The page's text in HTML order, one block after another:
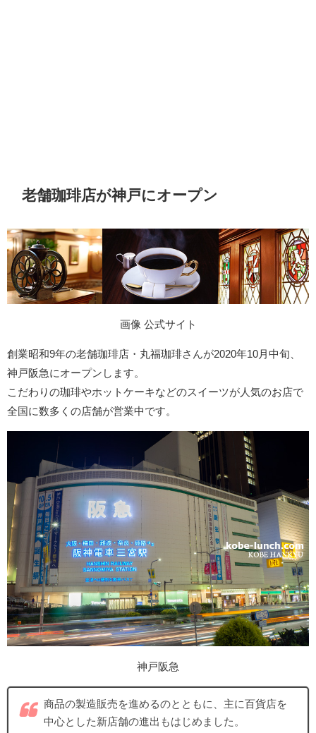
老舗珈琲店が神戸にオープン
画像 公式サイト
創業昭和9年の老舗珈琲店・丸福珈琲さんが2020年10月中旬、
神戸阪急にオープンします。
こだわりの珈琲やホットケーキなどのスイーツが人気のお店で
全国に数多くの店舗が営業中です。
神戸阪急
商品の製造販売を進めるのとともに、主に百貨店を
中心とした新店舗の進出もはじめました。